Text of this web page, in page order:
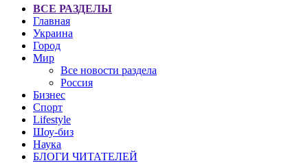
ВСЕ РАЗДЕЛЫ
Главная
Украина
Город
Мир
Все новости раздела
Россия
Бизнес
Спорт
Lifestyle
Шоу-биз
Наука
БЛОГИ ЧИТАТЕЛЕЙ